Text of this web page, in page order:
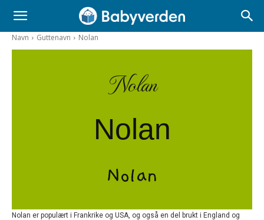
Navn Guttenavn Nolan
Nolan
Nolan
Nolan
Nolan er populært i Frankrike og USA, og også en del brukt i England og